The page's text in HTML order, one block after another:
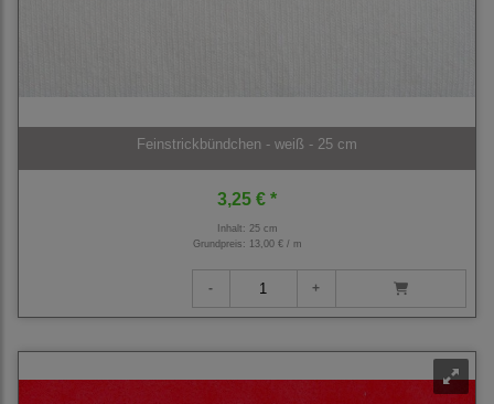
Feinstrickbündchen - weiß - 25 cm
3,25 € *
Inhalt: 25 cm
Grundpreis: 13,00 € / m